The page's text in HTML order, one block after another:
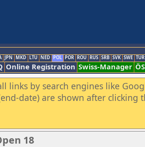
JPN MKD LTU NED POL POR ROU RUS SRB SVK SWE TUR
Online Registration Swiss-Manager
links by search engines like
date) are shown after clicking
18